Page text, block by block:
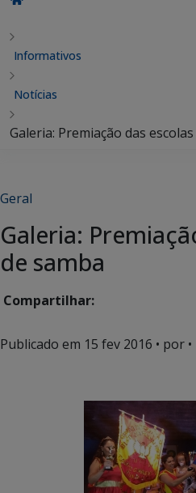
Informativos
Notícias
Galeria: Premiação das
Geral
Galeria:
de samba
Compartilhar:
Publicado em 15 fev 2016 • por •